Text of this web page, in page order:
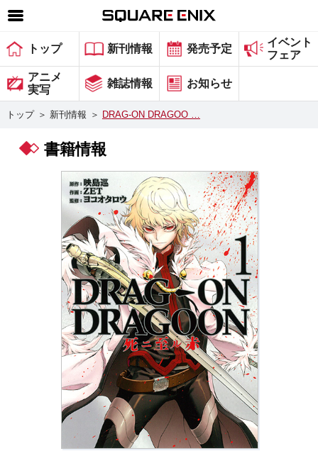
SQUARE ENIX 公式サイトメニュー
ゲーム
マガジン＆ブックス
グッズ
会社情報 採用情報
スクウェア・エニックス サイト内検索
トップ 新刊情報 発売予定
イベント
フェア
アニメ
実写
雑誌情報 お知らせ
トップ ＞ 新刊情報 ＞ DRAG-ON DRAGOO …
書籍情報